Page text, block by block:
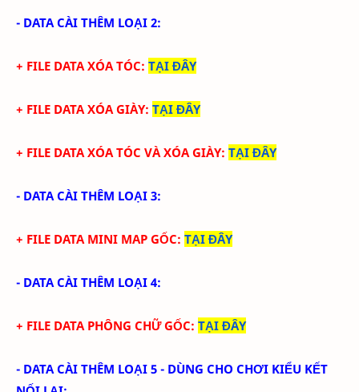
- DATA CÀI THÊM LOẠI 2:
+ FILE DATA XÓA TÓC: TẠI ĐÂY
+ FILE DATA XÓA GIÀY: TẠI ĐÂY
+ FILE DATA XÓA TÓC VÀ XÓA GIÀY: TẠI ĐÂY
- DATA CÀI THÊM LOẠI 3:
+ FILE DATA MINI MAP GỐC: TẠI ĐÂY
- DATA CÀI THÊM LOẠI 4:
+ FILE DATA PHÔNG CHỮ GỐC: TẠI ĐÂY
- DATA CÀI THÊM LOẠI 5 - DÙNG CHO CHƠI KIỂU KẾT